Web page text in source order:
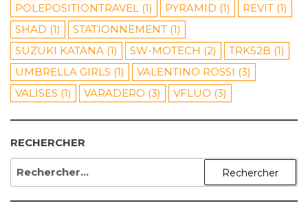
POLEPOSITIONTRAVEL (1) PYRAMID (1) REVIT (1)
SHAD (1) STATIONNEMENT (1)
SUZUKI KATANA (1) SW-MOTECH (2) TRK52B (1)
UMBRELLA GIRLS (1) VALENTINO ROSSI (3)
VALISES (1) VARADERO (3) VFLUO (3)
RECHERCHER
RECHERCHER :